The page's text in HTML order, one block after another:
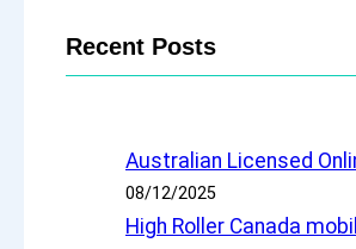
Recent Posts
Australian Licensed
08/12/2025
High Roller Canada